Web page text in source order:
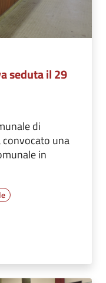
seduta il 29
di
convocato una
in